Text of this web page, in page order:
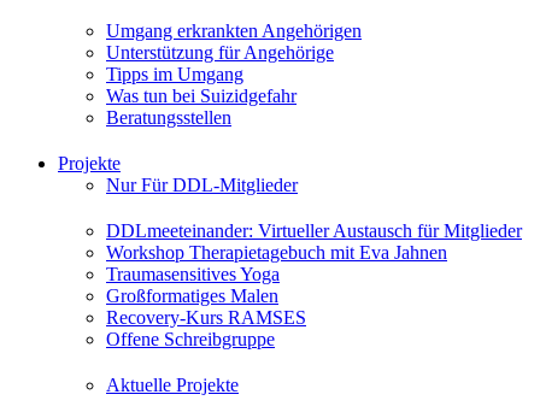
Umgang erkrankten Angehörigen
Unterstützung für Angehörige
Tipps im Umgang
Was tun bei Suizidgefahr
Beratungsstellen
Projekte
Nur Für DDL-Mitglieder
DDLmeeteinander: Virtueller Austausch für Mitglieder
Workshop Therapietagebuch mit Eva Jahnen
Traumasensitives Yoga
Großformatiges Malen
Recovery-Kurs RAMSES
Offene Schreibgruppe
Aktuelle Projekte